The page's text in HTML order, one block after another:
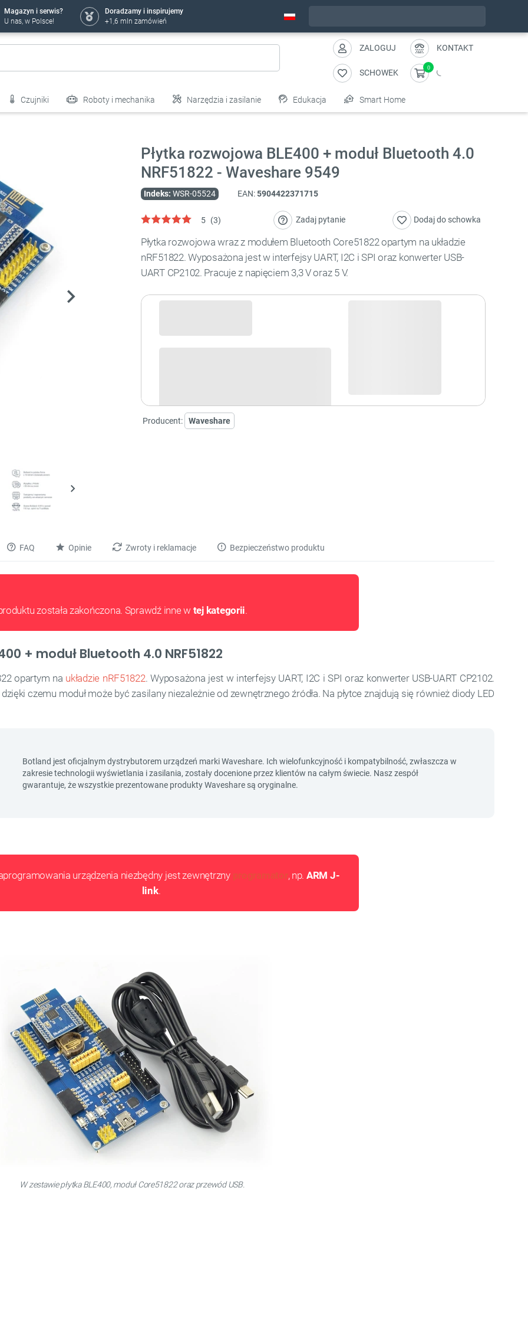
Magazyn i serwis?
U nas, w Polsce!
Doradzamy i inspirujemy
+1,6 mln zamówień
ZALOGUJ KONTAKT
SCHOWEK
0
Czujniki Roboty i mechanika Narzędzia i zasilanie Edukacja Smart Home
Płytka rozwojowa BLE400 + moduł Bluetooth 4.0
NRF51822 - Waveshare 9549
Indeks: WSR-05524 EAN:5904422371715
5 (3) Zadaj pytanie Dodaj do schowka
Płytka rozwojowa wraz z modułem Bluetooth Core51822 opartym na układzie
nRF51822. Wyposażona jest w interfejsy UART, I2C i SPI oraz konwerter USB-
UART CP2102. Pracuje z napięciem 3,3 V oraz 5 V.
Producent: Waveshare
FAQ Opinie Zwroty i reklamacje Bezpieczeństwo produktu
została zakończona. Sprawdź inne w tej kategorii.
+ moduł Bluetooth 4.0 NRF51822
opartym na układzie nRF51822. Wyposażona jest w interfejsy UART, I2C i SPI oraz konwerter USB-UART CP2102.
czemu moduł może być zasilany niezależnie od zewnętrznego źródła. Na płytce znajdują się również diody LED
urządzenia niezbędny jest zewnętrzny programator, np. ARM J-
link.
W zestawie płytka BLE400, moduł Core51822 oraz przewód USB.